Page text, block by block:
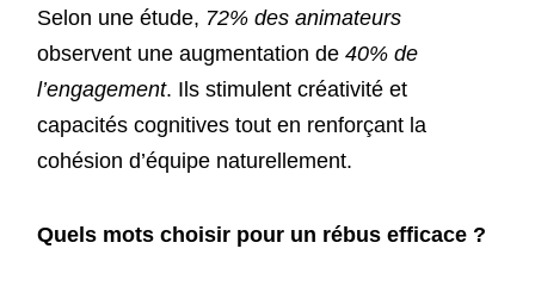
Selon une étude, 72% des animateurs
observent une augmentation de 40% de
l’engagement. Ils stimulent créativité et
capacités cognitives tout en renforçant la
cohésion d’équipe naturellement.
Quels mots choisir pour un rébus efficace ?